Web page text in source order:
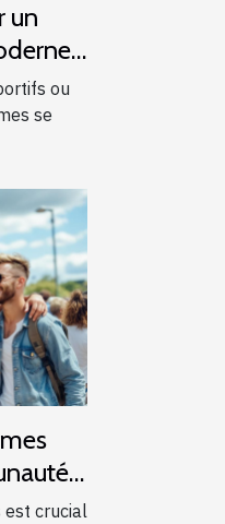
un
ou
se
est crucial